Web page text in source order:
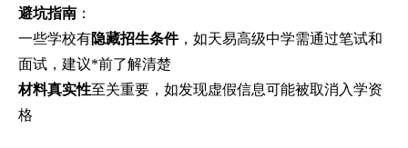
避坑指南 ：
一些学校有隐藏招生条件，如天易高级中学需通过笔试和
面试，建议*前了解清楚
材料真实性至关重要，如发现虚假信息可能被取消入学资
格